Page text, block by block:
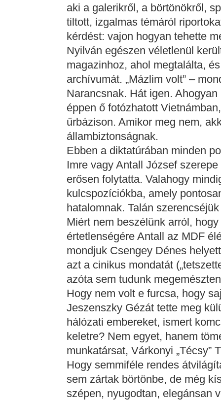
aki a galerikről, a börtönökről,
tiltott, izgalmas témáról
kérdést: vajon hogyan tehette
Nyilván egészen véletlenül
magazinhoz, ahol megtalálta,
archívumát. „Mázlim volt” –
Narancsnak. Hát igen.
éppen ő fotózhatott
űrbázison. Amikor meg nem,
állambiztonságnak.
Ebben a diktatúrában minden
Imre vagy Antall József
erősen folytatta. Valahogy
kulcspozíciókba, amely
hatalomnak. Talán
Miért nem beszélünk arról,
értetlenségére Antall az MDF
mondjuk Csengey Dénes
azt a cinikus mondatát
azóta sem tudunk
Hogy nem volt e furcsa, hogy
Jeszenszky Gézát tette meg
hálózati embereket, ismert
keletre? Nem egyet, hanem
munkatársat, Várkonyi „Técsy”
Hogy semmiféle rendes
sem zártak börtönbe, de még
szépen, nyugodtan, elegánsan